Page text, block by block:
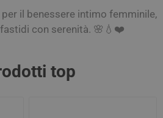
il benessere intimo femminile,
con serenità. 🌸💧❤️
top